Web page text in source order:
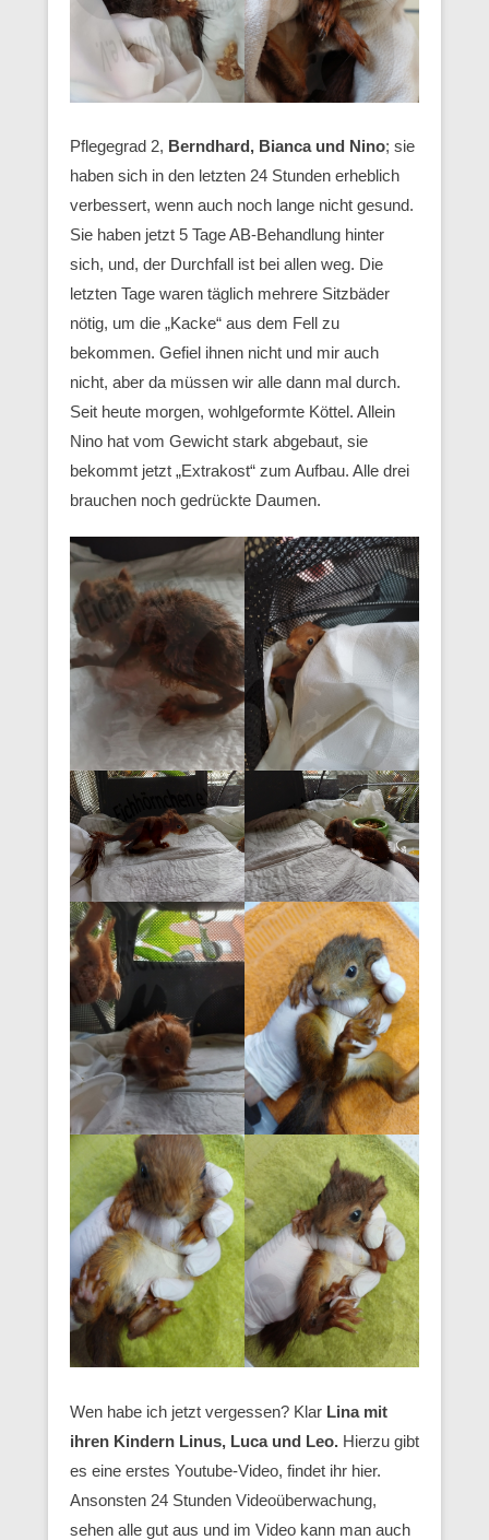
Pflegegrad 2, Berndhard, Bianca und Nino; sie
haben sich in den letzten 24 Stunden erheblich
verbessert, wenn auch noch lange nicht gesund.
Sie haben jetzt 5 Tage AB-Behandlung hinter
sich, und, der Durchfall ist bei allen weg. Die
letzten Tage waren täglich mehrere Sitzbäder
nötig, um die „Kacke“ aus dem Fell zu
bekommen. Gefiel ihnen nicht und mir auch
nicht, aber da müssen wir alle dann mal durch.
Seit heute morgen, wohlgeformte Köttel. Allein
Nino hat vom Gewicht stark abgebaut, sie
bekommt jetzt „Extrakost“ zum Aufbau. Alle drei
brauchen noch gedrückte Daumen.
Wen habe ich jetzt vergessen? Klar Lina mit
ihren Kindern Linus, Luca und Leo. Hierzu gibt
es eine erstes Youtube-Video, findet ihr hier.
Ansonsten 24 Stunden Videoüberwachung,
sehen alle gut aus und im Video kann man auch